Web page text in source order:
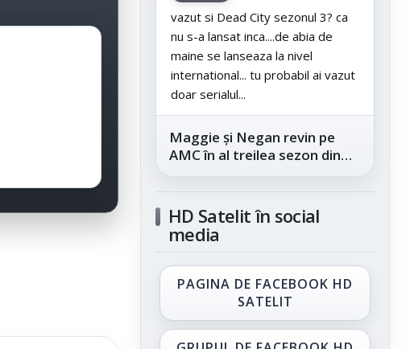
vazut si Dead City sezonul 3? ca
nu s-a lansat inca....de abia de
maine se lanseaza la nivel
international... tu probabil ai vazut
doar serialul...
Maggie și Negan revin pe
AMC în al treilea sezon din
„The Walking Dead: Dead
HD Satelit în social
media
PAGINA DE FACEBOOK HD
SATELIT